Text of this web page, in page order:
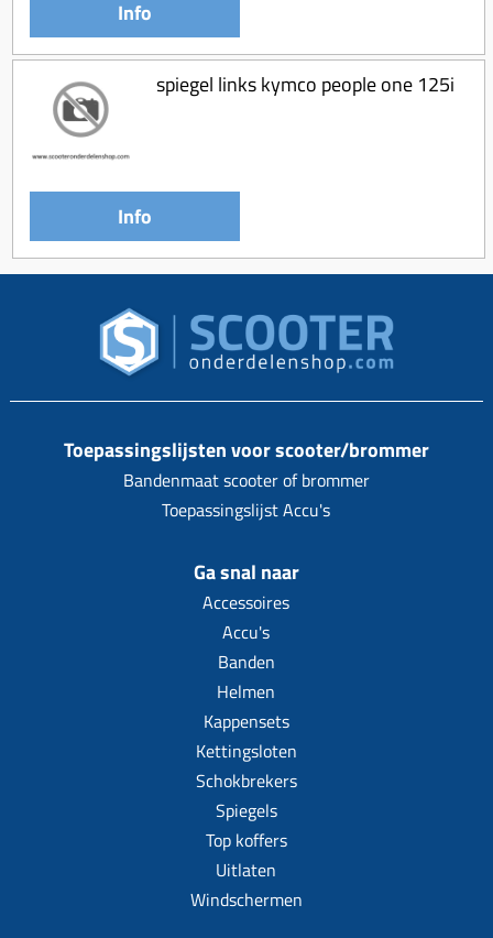
Info
spiegel links kymco people one 125i
Info
Toepassingslijsten voor scooter/brommer
Bandenmaat scooter of brommer
Toepassingslijst Accu's
Ga snal naar
Accessoires
Accu's
Banden
Helmen
Kappensets
Kettingsloten
Schokbrekers
Spiegels
Top koffers
Uitlaten
Windschermen